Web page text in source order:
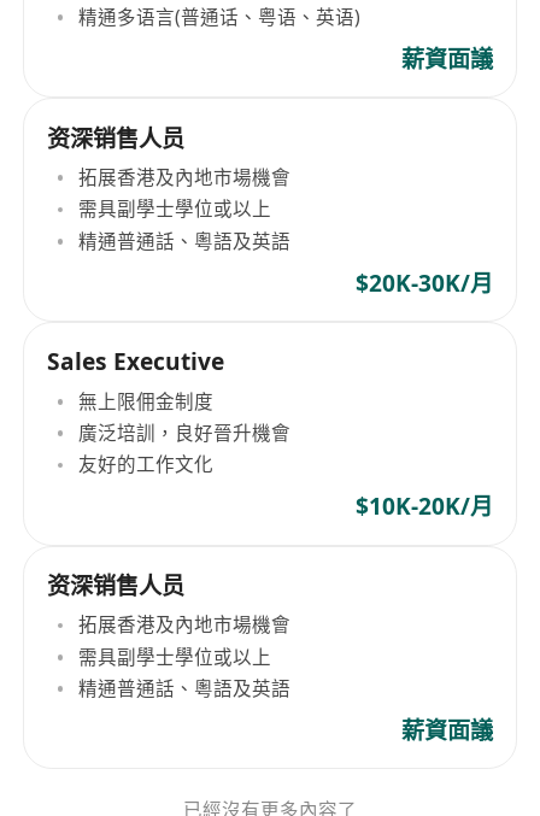
精通多语言(普通话、粤语、英语)
薪資面議
资深销售人员
拓展香港及內地市場機會
需具副學士學位或以上
精通普通話、粵語及英語
$20K-30K/月
Sales Executive
無上限佣金制度
廣泛培訓，良好晉升機會
友好的工作文化
$10K-20K/月
资深销售人员
拓展香港及內地市場機會
需具副學士學位或以上
精通普通話、粵語及英語
薪資面議
已經沒有更多內容了